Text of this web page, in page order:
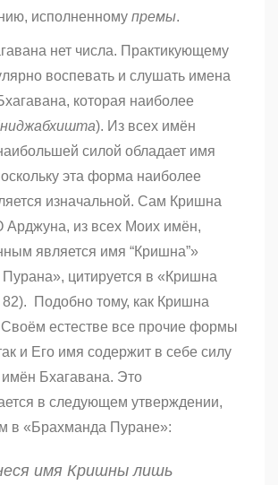
исполненному премы.
нет числа. Практикующему
воспевать и слушать имена
которая наиболее
ниджабхишта). Из всех имён
силой обладает имя
эта форма наиболее
изначальной. Сам Кришна
Арджуна, из всех Моих имён,
является имя “Кришна”»
цитируется в «Кришна
Подобно тому, как Кришна
Своём естестве все прочие формы
и Его имя содержит в себе силу
имён Бхагавана. Это
в следующем утверждении,
в «Брахманда Пуране»:
имя Кришны лишь